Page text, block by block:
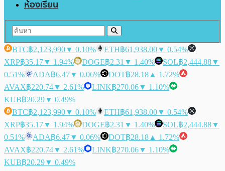
ห้องเรียน
BTC฿2,123,990▼ 0.10% ETH฿61,938.00▼ 0.54%
XRP฿35.17▼ 1.94% DOGE฿2.31 ▼ 1.40% SOL฿2,444.88▼
0.51%
ADA฿6.47▼ 0.06% DOT฿28.18 ▲ 1.72%
AVAX฿220.74▼ 2.61% LINK฿270.06▼ 1.10%
KUB฿20.29▼ 0.49%
BTC฿2,123,990▼ 0.10% ETH฿61,938.00▼ 0.54%
XRP฿35.17▼ 1.94% DOGE฿2.31 ▼ 1.40% SOL฿2,444.88▼
0.51%
ADA฿6.47▼ 0.06% DOT฿28.18 ▲ 1.72%
AVAX฿220.74▼ 2.61% LINK฿270.06▼ 1.10%
KUB฿20.29▼ 0.49%